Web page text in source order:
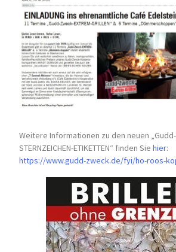
Weitere Informationen zu den neuen
STERNZEICHEN-ETIKETTEN“ finden Siehier:
https://www.gudd-zweck.de/fyi/ho-roos-